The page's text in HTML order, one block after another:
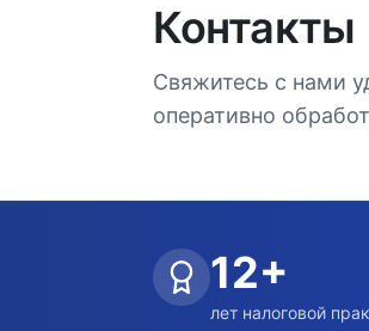
Контакты
Свяжитесь с нами
оперативно
12+
лет налоговой